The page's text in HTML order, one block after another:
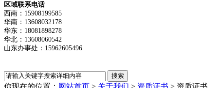
区域联系电话
西南：15908199585
华南：13608032178
华东：18081898278
华北：13608060542
山东办事处：15962605496
你现在的位置： 网站首页 > 关于我们 > 资质证书 > 资质证书